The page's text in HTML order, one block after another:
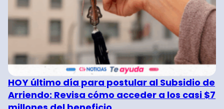
HOY último día para postular al Subsidio de
Arriendo: Revisa cómo acceder a los casi $7